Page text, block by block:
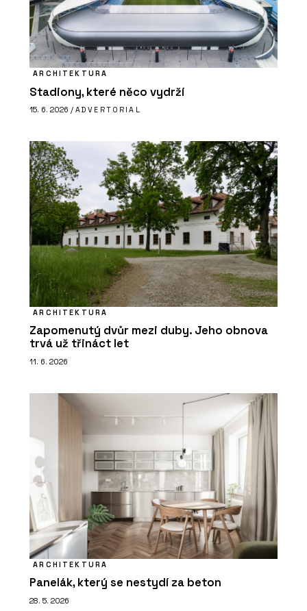
ARCHITEKTURA
Stadiony, které něco vydrží
15. 6. 2026 / ADVERTORIAL
ARCHITEKTURA
Zapomenutý dvůr mezi duby. Jeho obnova
trvá už třináct let
11. 6. 2026
ARCHITEKTURA
Panelák, který se nestydí za beton
28. 5. 2026